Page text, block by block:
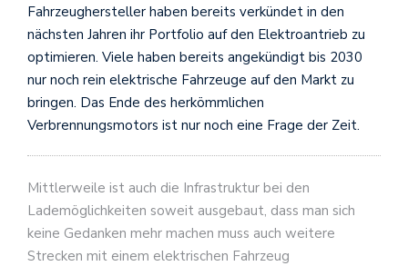
Fahrzeughersteller haben bereits verkündet in den
nächsten Jahren ihr Portfolio auf den Elektroantrieb zu
optimieren. Viele haben bereits angekündigt bis 2030
nur noch rein elektrische Fahrzeuge auf den Markt zu
bringen. Das Ende des herkömmlichen
Verbrennungsmotors ist nur noch eine Frage der Zeit.
Mittlerweile ist auch die Infrastruktur bei den
Lademöglichkeiten soweit ausgebaut, dass man sich
keine Gedanken mehr machen muss auch weitere
Strecken mit einem elektrischen Fahrzeug